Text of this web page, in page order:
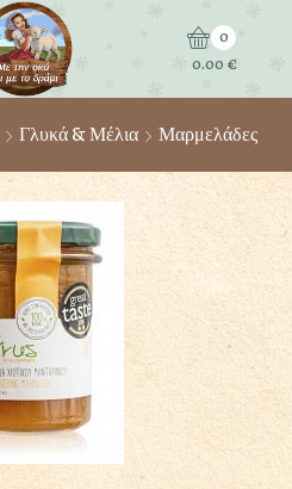
0
0.00€
Γλυκά & Μέλια Μαρμελάδες